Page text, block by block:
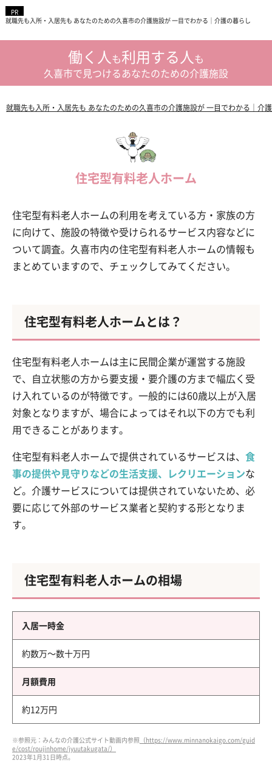
就職先も入所・入居先も あなたのための久喜市の介護施設が 一目でわかる｜介護の暮らし
働く人も利用する人も
久喜市で見つけるあなたのための介護施設
就職先も入所・入居先も あなたのための久喜市の介護施設が 一目でわかる｜介
住宅型有料老人ホーム
住宅型有料老人ホームの利用を考えている方・家族の方
に向けて、施設の特徴や受けられるサービス内容などに
ついて調査。久喜市内の住宅型有料老人ホームの情報も
まとめていますので、チェックしてみてください。
住宅型有料老人ホームとは？
住宅型有料老人ホームは主に民間企業が運営する施設
で、自立状態の方から要支援・要介護の方まで幅広く受
け入れているのが特徴です。一般的には60歳以上が入居
対象となりますが、場合によってはそれ以下の方でも利
用できることがあります。
住宅型有料老人ホームで提供されているサービスは、 食
事の提供や見守りなどの生活支援、レクリエーションな
ど。介護サービスについては提供されていないため、必
要に応じて外部のサービス業者と契約する形となりま
す。
住宅型有料老人ホームの相場
入居一時金
約数万～数十万円
月額費用
約12万円
※参照元：みんなの介護公式サイト動画内参照 （https://www.minnanokaigo.com/guid
e/cost/roujinhome/jyuutakugata/）
2023年1月31日時点。